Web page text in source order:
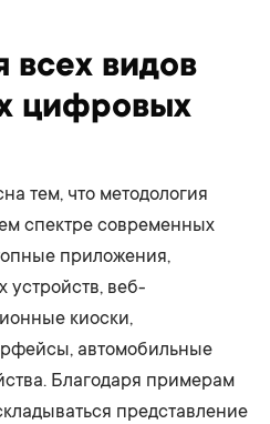
видов
цифровых
тем, что методология
спектре современных
приложения,
устройств, веб-
киоски,
автомобильные
Благодаря примерам
представление